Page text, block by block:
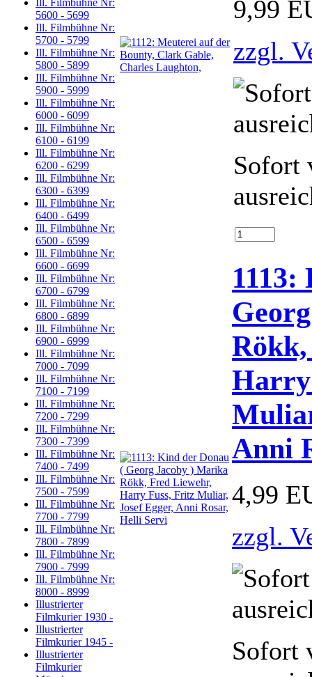
5600 - 5699
Ill. Filmbühne Nr:
5700 - 5799
Ill. Filmbühne Nr:
5800 - 5899
Ill. Filmbühne Nr:
5900 - 5999
Ill. Filmbühne Nr:
6000 - 6099
Ill. Filmbühne Nr:
6100 - 6199
Ill. Filmbühne Nr:
6200 - 6299
Ill. Filmbühne Nr:
6300 - 6399
Ill. Filmbühne Nr:
6400 - 6499
Ill. Filmbühne Nr:
6500 - 6599
Ill. Filmbühne Nr:
6600 - 6699
Ill. Filmbühne Nr:
6700 - 6799
Ill. Filmbühne Nr:
6800 - 6899
Ill. Filmbühne Nr:
6900 - 6999
Ill. Filmbühne Nr:
7000 - 7099
Ill. Filmbühne Nr:
7100 - 7199
Ill. Filmbühne Nr:
7200 - 7299
Ill. Filmbühne Nr:
7300 - 7399
Ill. Filmbühne Nr:
7400 - 7499
Ill. Filmbühne Nr:
7500 - 7599
Ill. Filmbühne Nr:
7700 - 7799
Ill. Filmbühne Nr:
7800 - 7899
Ill. Filmbühne Nr:
7900 - 7999
Ill. Filmbühne Nr:
8000 - 8999
Illustrierter
Filmkurier 1930 -
Illustrierter
Filmkurier 1945 -
Illustrierter
Filmkurier
9,99
zzgl.
Sofort
Anni
4,99
zzgl.
Sofort